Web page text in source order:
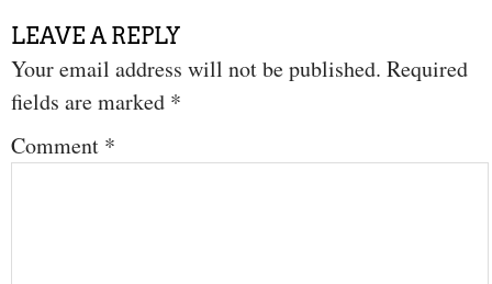
LEAVE A REPLY
Your email address will not be published. Required
fields are marked *
Comment *